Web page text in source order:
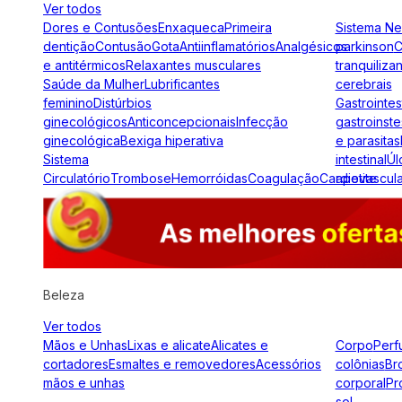
Ver todos
Dores e ContusõesEnxaquecaPrimeira
dentiçãoContusãoGotaAntiinflamatóriosAnalgésicos
e antitérmicosRelaxantes musculares
Saúde da MulherLubrificantes
femininoDistúrbios
ginecológicosAnticoncepcionaisInfecção
ginecológicaBexiga hiperativa
Sistema
CirculatórioTromboseHemorróidasCoagulação
Sistema
parkinson
cerebrais
e parasitas
intestinal
apetite
Beleza
Ver todos
Mãos e UnhasLixas e alicateAlicates e
cortadoresEsmaltes e removedoresAcessórios
mãos e unhas
Corpo
colônias
corporal